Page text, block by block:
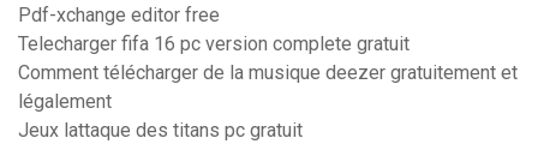
Pdf-xchange editor free
Telecharger fifa 16 pc version complete gratuit
Comment télécharger de la musique deezer gratuitement et
légalement
Jeux lattaque des titans pc gratuit